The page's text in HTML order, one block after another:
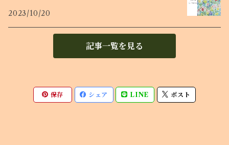
2023/10/20
記事一覧を見る
保存 シェア LINE ポスト